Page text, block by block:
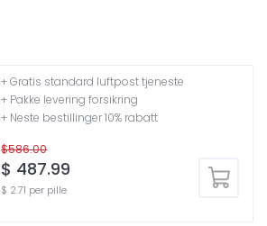
$586.00
$ 487.99
$ 2.71 per pille
+ Gratis standard luftpost tjeneste
+ Pakke levering forsikring
+ Neste bestillinger 10% rabatt